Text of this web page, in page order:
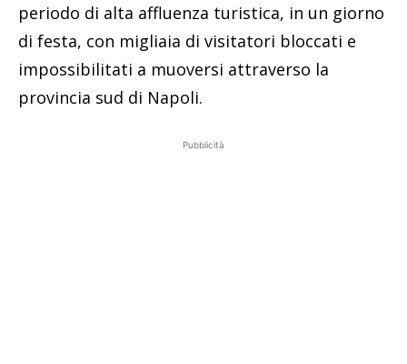
periodo di alta affluenza turistica, in un giorno
di festa, con migliaia di visitatori bloccati e
impossibilitati a muoversi attraverso la
provincia sud di Napoli.
Pubblicità